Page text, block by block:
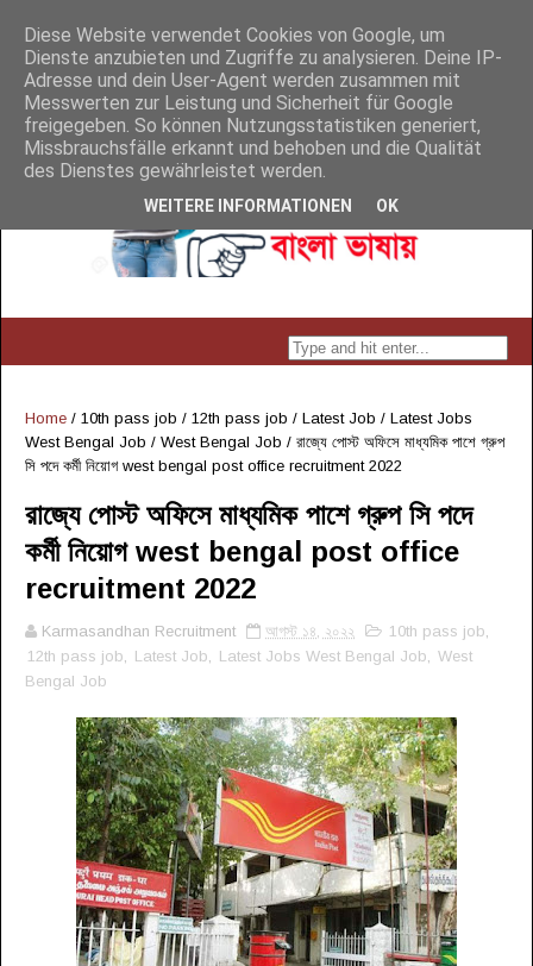
Home / 10th pass job / 12th pass job / Latest Job / Latest Jobs
West Bengal Job / West Bengal Job / রাজ্যে পোস্ট অফিসে মাধ্যমিক পাশে গ্রুপ
সি পদে কর্মী নিয়োগ west bengal post office recruitment 2022
রাজ্যে পোস্ট অফিসে মাধ্যমিক পাশে গ্রুপ সি পদে
কর্মী নিয়োগ west bengal post office
recruitment 2022
Karmasandhan Recruitment আগস্ট ১৪, ২০২২ 10th pass job
12th pass job
Latest Job Latest Jobs West Bengal Job
West
Bengal Job
Diese Website verwendet Cookies von Google, um
Dienste anzubieten und Zugriffe zu analysieren. Deine IP-
Adresse und dein User-Agent werden zusammen mit
Messwerten zur Leistung und Sicherheit für Google
freigegeben. So können Nutzungsstatistiken generiert,
Missbrauchsfälle erkannt und behoben und die Qualität
des Dienstes gewährleistet werden.
WEITERE INFORMATIONEN OK